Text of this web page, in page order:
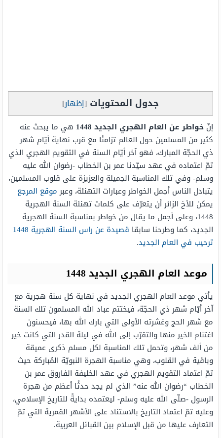
جدول المحتويات [إظهار]
إنّ خواطر عن العام الهجري الجديد 1448
هي ما يبحث عنه
كثير من المسلمين حول العالم تزامنًا مع قرب نهاية أيّام شهر
ذي الحجّة المبارك، فهو آخر أيّام السنة في التقويم الهجري الذي
تمّ اعتماده في عهد سيّدنا عمر بن الخطاب -رضوان الله عليه
وسلم- وفي تلك المناسبة الجميلة والعزيزة على قلوب المسلمين،
يتبادل الناس أجمل الخواطر وعبارات التهنئة، وعبرموقع المرجع
يمكن للأخ الزائر أن يتعرّف على كلمات تهنئة السنة الهجرية
1448، وعلى أجمل ما يقال من خواطر بمناسبة السنة الهجرية
الجديد، كما وطرحنا سابقا
قصيدة عن راس السنة الهجرية 1448
ترحيب في العام الجديد.
موعد العام الهجري الجديد 1448
يأتي موعد العام الهجري الجديد في نهاية كل سنة هجرية مع
آخر أيّام شهر ذي الحجّة، فيختتم عباد الله المسلمون تلك السنة
مع شهر الحج وعَشرته الأولى التي بارك الله بها، فيحسنون
اغتنام الخير منها والتقرّب إلى الله في ليلة القدر التي كانت خير
من ألف شهر، وتحمل تلك المناسبة لكل مسلم ذكرى عميقة
وباقية في القلوب، وهي مناسبة الهجرة النبويّة المُباركة حيث
تمّ اعتماد التقويم الهجري في عهد الخليفة الفاروق عمر بن
الخطاب “رضوان الله عنه” الذي لم يجد حدثًا أعظم من هجرة
الرسول -صلّى الله عليه وسلم- ليعتمده بدايةً للتاريخ الإسلامي،
وعليه تمّ اعتماد التاريخ بالاستناد على الأشهر القمرية التي تمّ
التعارف عليها من قبل الإسلام بين القبائل العربية.